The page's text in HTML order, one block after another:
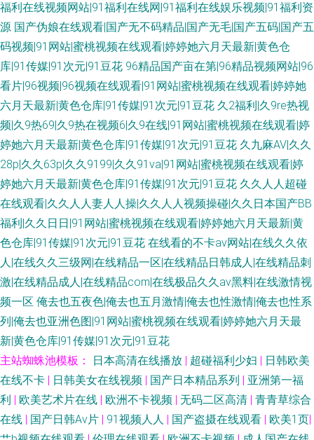
福利在线视频网站|91福利在线网|91福利在线娱乐视频|91福利资
源 国产伪娘在线观看|国产无不码精品|国产无毛|国产五码|国产五
码视频|91网站|蜜桃视频在线观看|婷婷她六月天最新|黄色仓
库|91传媒|91次元|91豆花 96精品国产亩在第|96精品视频网站|96
看片|96视频|96视频在线观看|91网站|蜜桃视频在线观看|婷婷她
六月天最新|黄色仓库|91传媒|91次元|91豆花 久2福利|久9re热视
频|久9热69|久9热在视频6|久9在线|91网站|蜜桃视频在线观看|婷
婷她六月天最新|黄色仓库|91传媒|91次元|91豆花 久九麻AV|久久
28p|久久63p|久久9199|久久91va|91网站|蜜桃视频在线观看|婷
婷她六月天最新|黄色仓库|91传媒|91次元|91豆花 久久人人超碰
在线观看|久久人人妻人人操|久久人人视频操碰|久久日本国产BB
福利|久久日日|91网站|蜜桃视频在线观看|婷婷她六月天最新|黄
色仓库|91传媒|91次元|91豆花 在线看的不卡av网站|在线久久依
人|在线久久三级网|在线精品一区|在线精品日韩成人|在线精品刺
激|在线精品成人|在线精品com|在线极品久久av黑料|在线激情视
频一区 俺去也五夜色|俺去也五月激情|俺去也性激情|俺去也性系
列|俺去也亚洲色图|91网站|蜜桃视频在线观看|婷婷她六月天最
新|黄色仓库|91传媒|91次元|91豆花
主站蜘蛛池模板：
日本高清在线播放 | 超碰福利少妇 | 日韩欧美
在线不卡 | 日韩美女在线视频 | 国产日本精品系列 | 亚洲第一福
利 | 欧美艺术片在线 | 欧洲不卡视频 | 无码二区高清 | 青青草综合
在线 | 国产日韩Aⅴ片 | 91视频人人 | 国产盗摄在线观看 | 欧美1页|